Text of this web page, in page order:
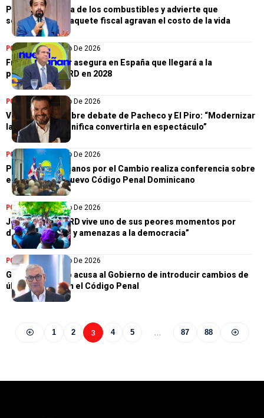
PRD exige rebaja de los combustibles y advierte que
sobreprecio y paquete fiscal agravan el costo de la vida
POLÍTICA12 De Julio De 2026
Francisco Javier asegura en España que llegará a la
presidencia de RD en 2028
POLÍTICA12 De Julio De 2026
Vander Horst sobre debate de Pacheco y El Piro: “Modernizar
la política no significa convertirla en espectáculo”
POLÍTICA 12 De Julio De 2026
Partido Dominicanos por el Cambio realiza conferencia sobre
el impacto del nuevo Código Penal Dominicano
POLÍTICA12 De Julio De 2026
Johnny Pujols: “RD vive uno de sus peores momentos por
deterioro social y amenazas a la democracia”
POLÍTICA 11 De Julio De 2026
Gonzalo Castillo acusa al Gobierno de introducir cambios de
último minuto en el Código Penal
1 2 3 4 5 … 87 88